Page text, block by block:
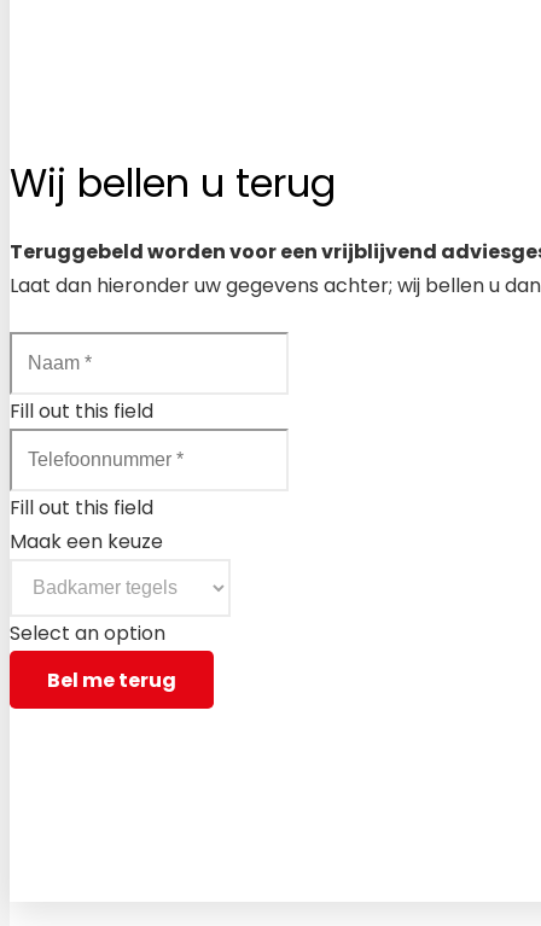
Wij bellen u terug
Teruggebeld worden voor een vrijblijvend
Laat dan hieronder uw gegevens achter; wij bellen u
Fill out this field
Fill out this field
Maak een keuze
Select an option
Bel me terug